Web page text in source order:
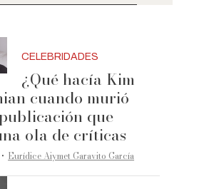
CELEBRIDADES
¿Qué hacía Kim
cuando murió
que
ola de críticas
·Eurídice Aiymet Garavito García